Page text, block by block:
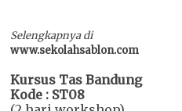
Selengkapnya di
www.sekolahsablon.com
Kursus Tas Bandung
Kode : ST08